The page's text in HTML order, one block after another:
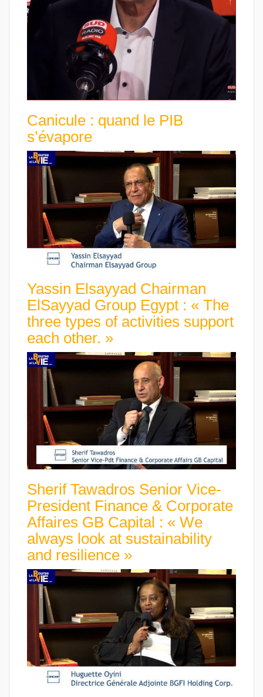
Canicule : quand le PIB
s’évapore
Yassin Elsayyad Chairman
ElSayyad Group Egypt : « The
three types of activities support
each other. »
Sherif Tawadros Senior Vice-
President Finance & Corporate
Affaires GB Capital : « We
always look at sustainability
and resilience »